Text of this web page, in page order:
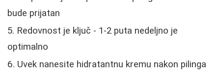
bude prijatan
Redovnost je ključ - 1-2 puta nedeljno je
optimalno
Uvek nanesite hidratantnu kremu nakon pilinga